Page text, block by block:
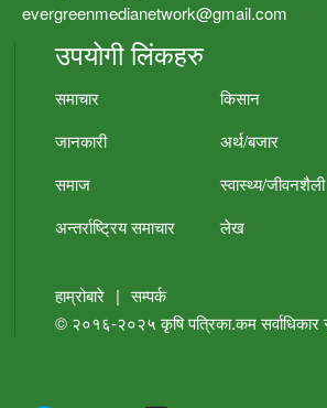
evergreenmedianetwork@gmail.com
उपयोगी लिंकहरु
समाचार
किसान
जानकारी
अर्थ/बजार
समाज
स्वास्थ्य/जीवनशैली
अन्तर्राष्ट्रिय समाचार
लेख
हाम्रोबारे | सम्पर्क
© २०१६-२०२५कृषि पत्रिका.कमसर्वाधिकार